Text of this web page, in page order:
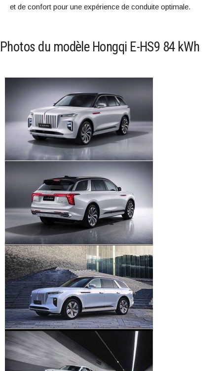
et de confort pour une expérience de conduite optimale.
Photos du modèle Hongqi E-HS9 84 kWh